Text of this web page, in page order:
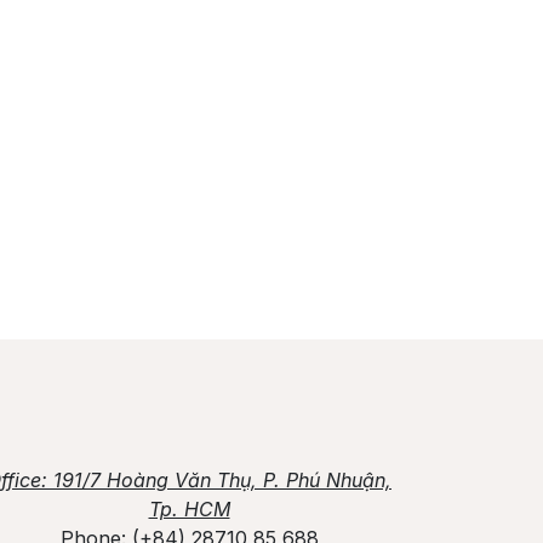
: 191/7 Hoàng Văn Thụ, P. Phú Nhuận,
Tp. HCM
Phone: (+84) 28710 85 688